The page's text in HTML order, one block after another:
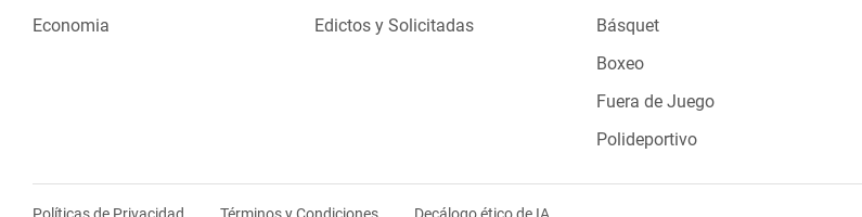
Economia
Edictos y Solicitadas
Básquet
Boxeo
Fuera de Juego
Polideportivo